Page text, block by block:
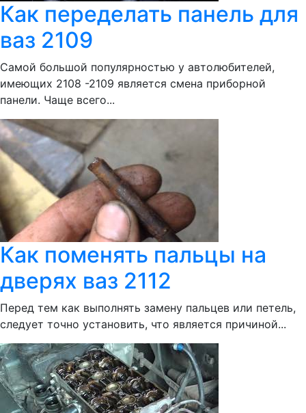
Как переделать панель для
ваз 2109
Самой большой популярностью у автолюбителей,
имеющих 2108 -2109 является смена приборной
панели. Чаще всего...
Как поменять пальцы на
дверях ваз 2112
Перед тем как выполнять замену пальцев или петель,
следует точно установить, что является причиной...